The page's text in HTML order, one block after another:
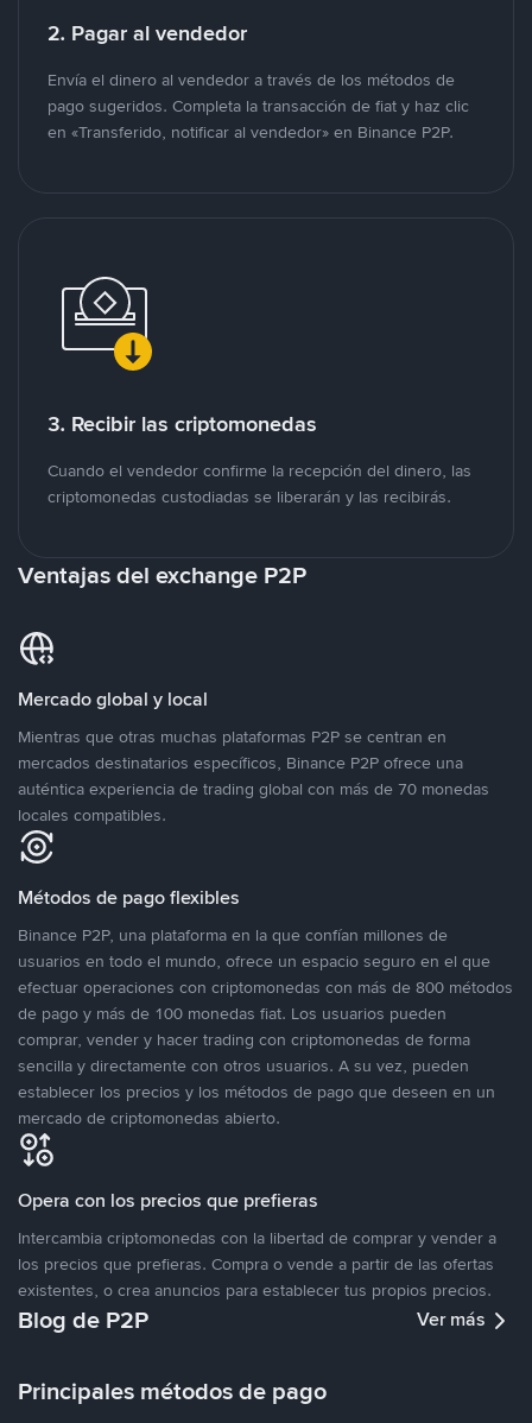
2. Pagar al vendedor
Envía el dinero al vendedor a través de los métodos de
pago sugeridos. Completa la transacción de fiat y haz clic
en «Transferido, notificar al vendedor» en Binance P2P.
3. Recibir las criptomonedas
Cuando el vendedor confirme la recepción del dinero, las
criptomonedas custodiadas se liberarán y las recibirás.
Ventajas del exchange P2P
Mercado global y local
Mientras que otras muchas plataformas P2P se centran en
mercados destinatarios específicos, Binance P2P ofrece una
auténtica experiencia de trading global con más de 70 monedas
locales compatibles.
Métodos de pago flexibles
Binance P2P, una plataforma en la que confían millones de
usuarios en todo el mundo, ofrece un espacio seguro en el que
efectuar operaciones con criptomonedas con más de 800 métodos
de pago y más de 100 monedas fiat. Los usuarios pueden
comprar, vender y hacer trading con criptomonedas de forma
sencilla y directamente con otros usuarios. A su vez, pueden
establecer los precios y los métodos de pago que deseen en un
mercado de criptomonedas abierto.
Opera con los precios que prefieras
Intercambia criptomonedas con la libertad de comprar y vender a
los precios que prefieras. Compra o vende a partir de las ofertas
existentes, o crea anuncios para establecer tus propios precios.
Blog de P2P Ver más
Principales métodos de pago